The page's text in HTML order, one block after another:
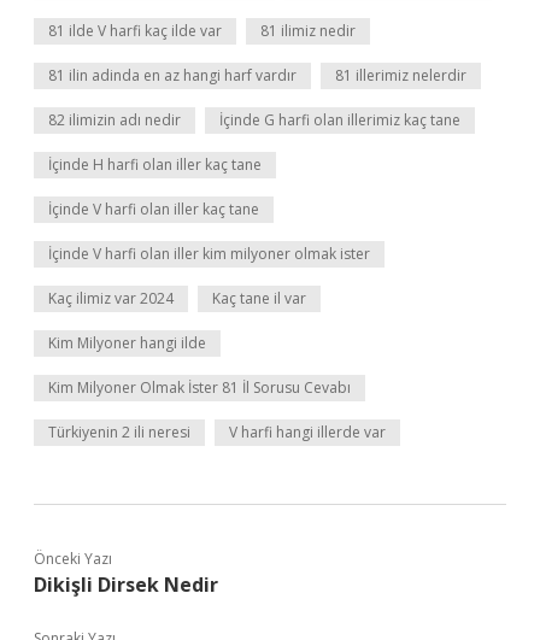
81 ilde V harfi kaç ilde var 81 ilimiz nedir
81 ilin adinda en az hangi harf vardır 81 illerimiz nelerdir
82 ilimizin adı nedir İçinde G harfi olan illerimiz kaç tane
İçinde H harfi olan iller kaç tane
İçinde V harfi olan iller kaç tane
İçinde V harfi olan iller kim milyoner olmak ister
Kaç ilimiz var 2024 Kaç tane il var
Kim Milyoner hangi ilde
Kim Milyoner Olmak İster 81 İl Sorusu Cevabı
Türkiyenin 2 ili neresi V harfi hangi illerde var
Önceki Yazı
Dikişli Dirsek Nedir